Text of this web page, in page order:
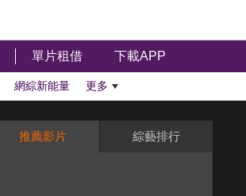
單片租借 下載APP
網綜新能量 更多
推薦影片 綜藝排行